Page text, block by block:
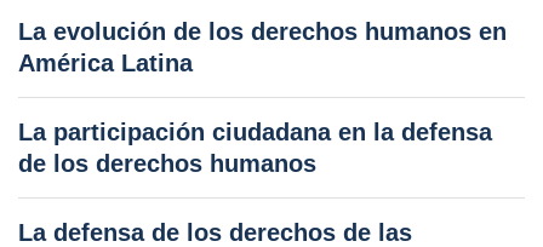
La evolución de los derechos humanos en
América Latina
La participación ciudadana en la defensa
de los derechos humanos
La defensa de los derechos de las